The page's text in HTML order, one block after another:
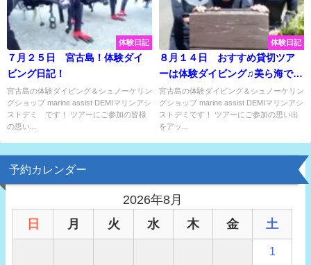
体験日記
７月２５日 宮古島！体験ダイ
ビング日記！
宮古島の体験ダイビング＆シュノーケリン
グショップ marine assist DEMIマリンアシ
ストデミ です！ ツアーにご参加の皆様
の思い...
体験日記
８月１４日 おすすめ貸切ツア
ーは体験ダイビング♫美ら海でい
っぱい楽しんできました♡
宮古島の体験ダイビング＆シュノーケリン
グショップ marine assist DEMIマリンアシ
ストデミです！ ツアーにご参加の思い出
をアッ...
予約カレンダー
2026年8月
日
月 火 水 木 金 土
1